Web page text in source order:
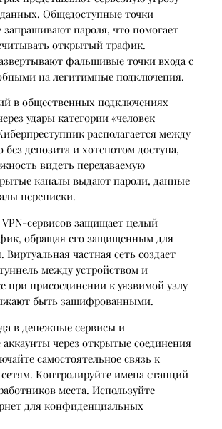
Общедоступные точки
запрашивают пароля, что помогает
открытый трафик.
фальшивые точки входа с
на легитимные подключения.
в общественных подключениях
удары категории «человек
располагается между
без депозита и хотспотом доступа,
видеть передаваемую
каналы выдают пароли, данные
переписки.
сервисов защищает целый
обращая его защищенным для
частная сеть создает
между устройством и
при присоединении к уязвимой узлу
быть зашифрованными.
в денежные сервисы и
через открытые соединения
самостоятельное связь к
Контролируйте имена станций
места. Используйте
для конфиденциальных